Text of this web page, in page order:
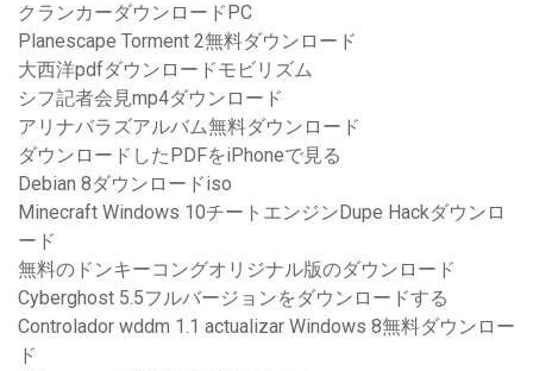
クランカーダウンロードPC
Planescape Torment 2無料ダウンロード
大西洋pdfダウンロードモビリズム
シフ記者会見mp4ダウンロード
アリナバラズアルバム無料ダウンロード
ダウンロードしたPDFをiPhoneで見る
Debian 8ダウンロードiso
Minecraft Windows 10チートエンジンDupe Hackダウンロ
ード
無料のドンキーコングオリジナル版のダウンロード
Cyberghost 5.5フルバージョンをダウンロードする
Controlador wddm 1.1 actualizar Windows 8無料ダウンロー
ド